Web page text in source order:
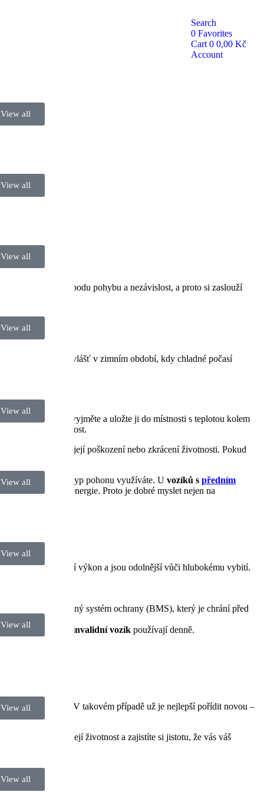
View all
View all
View all
View all
View all
View all
View all
View all
View all
View all
Search
0 Favorites
Cart 0 0,00 Kč
Account
ní získáváte svobodu pohybu a nezávislost, a proto si zaslouží
proto je […]
péči – obzvlášť v zimním období, kdy chladné počasí
to jde, baterii vyjměte a uložte ji do místnosti s teplotou kolem
zkracuje její životnost.
mohou způsobit její poškození nebo zkrácení životnosti. Pokud
také to, jaký typ pohonu využíváte. U vozíků s předním
spotřebu energie. Proto je dobré myslet nejen na
životnost, vyšší výkon a jsou odolnější vůči hlubokému vybití.
mají integrovaný systém ochrany (BMS), který je chrání před
skútr invalidní vozík používají denně.
zahřívá. V takovém případě už je nejlepší pořídit novou –
Tím prodloužíte její životnost a zajistíte si jistotu, že vás váš